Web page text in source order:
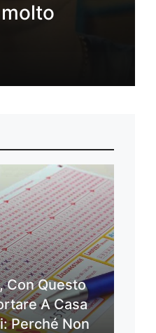
Con Questo
A Casa
Perché Non